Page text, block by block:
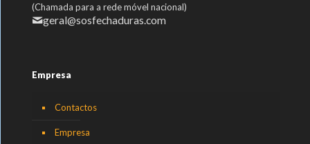
(Chamada para a rede móvel nacional)
geral@sosfechaduras.com
Empresa
Contactos
Empresa